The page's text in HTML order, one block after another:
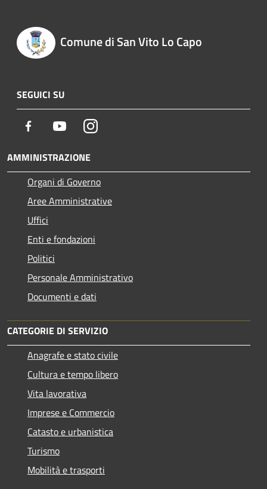
Comune di San Vito Lo Capo
SEGUICI SU
Facebook YoutubeInstagram
AMMINISTRAZIONE
Organi di Governo
Aree Amministrative
Uffici
Enti e fondazioni
Politici
Personale Amministrativo
Documenti e dati
CATEGORIE DI SERVIZIO
Anagrafe e stato civile
Cultura e tempo libero
Vita lavorativa
Imprese e Commercio
Catasto e urbanistica
Turismo
Mobilità e trasporti